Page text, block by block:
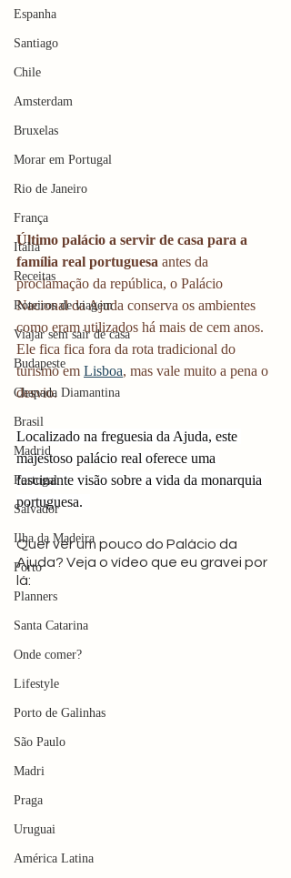
Espanha
Santiago
Chile
Amsterdam
Bruxelas
Morar em Portugal
Rio de Janeiro
França
Itália
Receitas
Roteiros de viagem
Viajar sem sair de casa
Budapeste
Chapada Diamantina
Brasil
Madrid
Portugal
Salvador
Ilha da Madeira
Porto
Planners
Santa Catarina
Onde comer?
Lifestyle
Porto de Galinhas
São Paulo
Madri
Praga
Uruguai
América Latina
Último palácio a servir de casa para a
família real portuguesa antes da
proclamação da república, o Palácio
Nacional da Ajuda conserva os ambientes
como eram utilizados há mais de cem anos.
Ele fica fica fora da rota tradicional do
turismo em Lisboa, mas vale muito a pena o
desvio.
Localizado na freguesia da Ajuda, este
majestoso palácio real oferece uma
fascinante visão sobre a vida da monarquia
portuguesa.
Quer ver um pouco do Palácio da
Ajuda? Veja o vídeo que eu gravei por
lá: